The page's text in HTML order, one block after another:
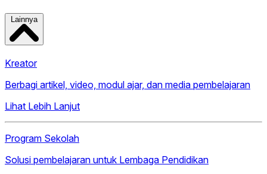
Lainnya
Kreator
Berbagi artikel, video, modul ajar, dan media pembelajaran
Lihat Lebih Lanjut
Program Sekolah
Solusi pembelajaran untuk Lembaga Pendidikan